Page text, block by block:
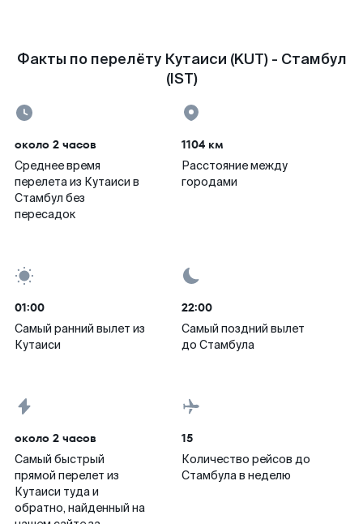
Факты по перелёту Кутаиси (KUT) - Стамбул
(IST)
около 2 часов
Среднее время
перелета из Кутаиси в
Стамбул без
пересадок
1104 км
Расстояние между
городами
01:00
Самый ранний вылет из
Кутаиси
22:00
Самый поздний вылет
до Стамбула
около 2 часов
Самый быстрый
прямой перелет из
Кутаиси туда и
обратно, найденный на
15
Количество рейсов до
Стамбула в неделю